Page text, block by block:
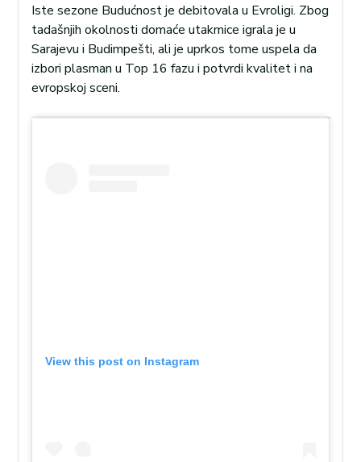
Iste sezone Budućnost je debitovala u Evroligi. Zbog
tadašnjih okolnosti domaće utakmice igrala je u
Sarajevu i Budimpešti, ali je uprkos tome uspela da
izbori plasman u Top 16 fazu i potvrdi kvalitet i na
evropskoj sceni.
View this post on Instagram